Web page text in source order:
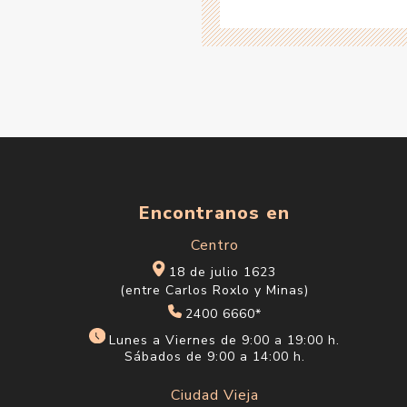
Encontranos en
Centro
18 de julio 1623
(entre Carlos Roxlo y Minas)
2400 6660*
Lunes a Viernes de 9:00 a 19:00 h.
Sábados de 9:00 a 14:00 h.
Ciudad Vieja